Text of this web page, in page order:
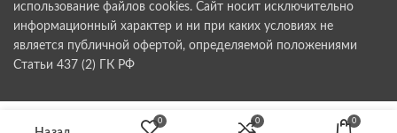
использование файлов cookies. Сайт носит исключительно
информационный характер и ни при каких условиях не
является публичной офертой, определяемой положениями
Статьи 437 (2) ГК РФ
0 0 0